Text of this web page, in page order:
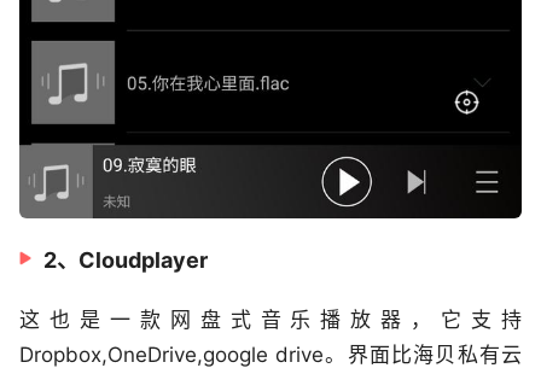
2、Cloudplayer
这也是一款网盘式音乐播放器，它支持
Dropbox,OneDrive,google drive。界面比海贝私有云